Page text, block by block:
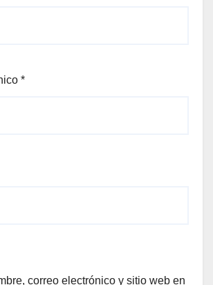
*
correo electrónico y sitio web en